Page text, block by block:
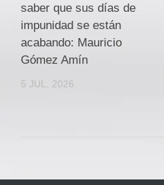
saber que sus días de
impunidad se están
acabando: Mauricio
Gómez Amín
5 JUL, 2026